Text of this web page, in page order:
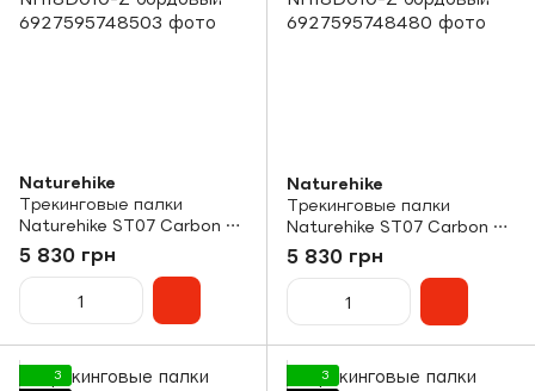
Naturehike
Трекинговые палки
Naturehike ST07 Carbon 5-
сек. (пара) 115-135 см
NH18D010-Z бордовый
5 830 грн
Naturehike
Трекинговые палки
Naturehike ST07 Carbon 5-
сек. (пара) 99-115 см
NH18D010-Z бордовый
5 830 грн
3
3